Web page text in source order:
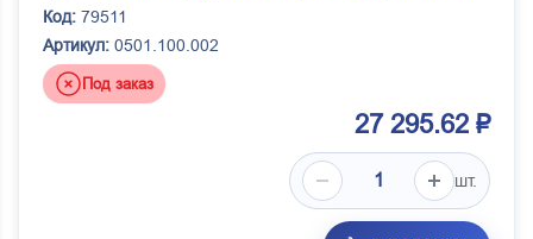
Код: 79511
Артикул: 0501.100.002
Под заказ
27 295.62 ₽
шт.